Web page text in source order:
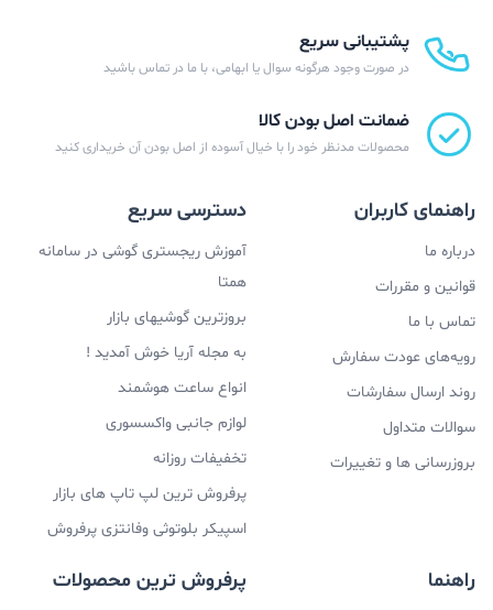
پشتیبانی سریع
در صورت وجود هرگونه سوال یا ابهامی، با ما در تماس باشید
ضمانت اصل بودن کالا
محصولات مدنظر خود را با خیال آسوده از اصل بودن آن خریداری کنید
راهنمای کاربران
درباره ما
قوانین و مقررات
تماس با ما
رویه‌های عودت سفارش
روند ارسال سفارشات
سوالات متداول
بروزرسانی ها و تغییرات
دسترسی سریع
آموزش ریجستری گوشی در سامانه
همتا
بروزترین گوشیهای بازار
به مجله آریا خوش آمدید !
انواع ساعت هوشمند
لوازم جانبی واکسسوری
تخفیفات روزانه
پرفروش ترین لپ تاپ های بازار
اسپیکر بلوتوثی وفانتزی پرفروش
راهنما پرفروش ترین محصولات